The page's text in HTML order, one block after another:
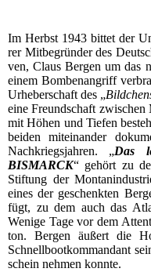
Im Herbst 1943 bit­tet der
rer Mit­be­grün­der des
ven, Claus Ber­gen um das
einem Bom­ben­an­griff
Urhe­ber­schaft des „
eine Freund­schaft
mit Höhen und Tie­fen
bei­den mit­ein­an­der
Nach­kriegs­jah­ren. „Das
BISMARCK“ gehört zu
Stif­tung der
eines der geschenk­ten
fügt, zu dem auch das
Weni­ge Tage vor dem
ton. Ber­gen äußert die
Schnell­boot­kom­man­dant
schein neh­men konnte.